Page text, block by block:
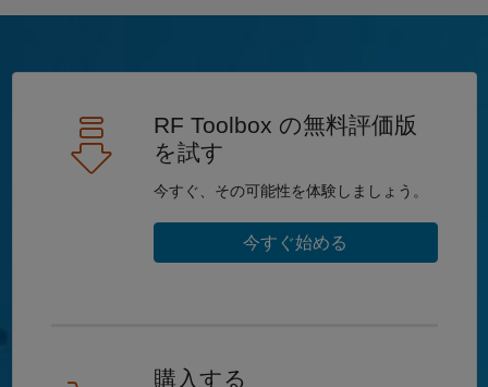
RF Toolbox の無料評価版
を試す
今すぐ、その可能性を体験しましょう。
今すぐ始める
購入する